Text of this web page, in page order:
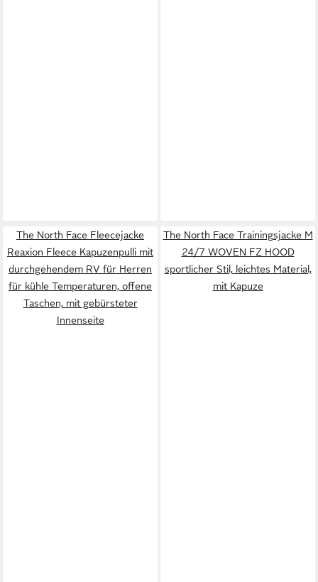
The North Face Fleecejacke
Reaxion Fleece Kapuzenpulli mit
durchgehendem RV für Herren
für kühle Temperaturen, offene
Taschen, mit gebürsteter
Innenseite
The North Face Trainingsjacke M
24/7 WOVEN FZ HOOD
sportlicher Stil, leichtes Material,
mit Kapuze